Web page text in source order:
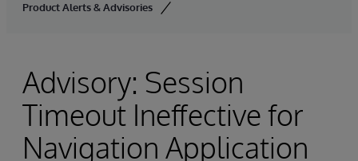
Product Alerts & Advisories
Advisory: Session
Timeout Ineffective for
Navigation Application